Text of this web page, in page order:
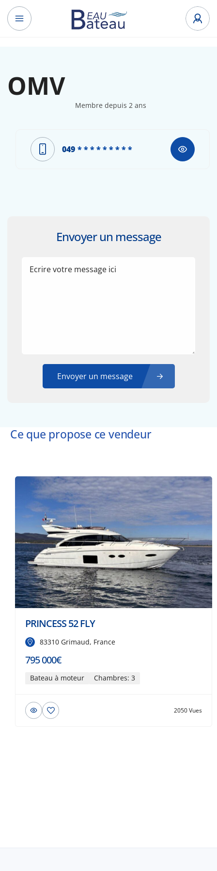
OMV
Membre depuis 2 ans
049 * * * * * * * * *
Envoyer un message
Envoyer un message
Ce que propose ce vendeur
PRINCESS 52 FLY
83310 Grimaud, France
795 000€
Bateau à moteur Chambres: 3
2050 Vues